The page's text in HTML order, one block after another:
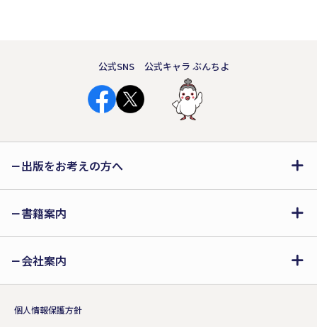
公式SNS 公式キャラ ぶんちよ
出版をお考えの方へ
書籍案内
会社案内
個人情報保護方針